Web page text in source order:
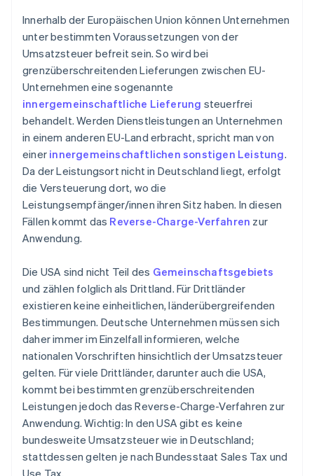
Innerhalb der Europäischen Union können Unternehmen
unter bestimmten Voraussetzungen von der
Umsatzsteuer befreit sein. So wird bei
grenzüberschreitenden Lieferungen zwischen EU-
Unternehmen eine sogenannte
innergemeinschaftliche Lieferung steuerfrei
behandelt. Werden Dienstleistungen an Unternehmen
in einem anderen EU-Land erbracht, spricht man von
einer innergemeinschaftlichen sonstigen Leistung.
Da der Leistungsort nicht in Deutschland liegt, erfolgt
die Versteuerung dort, wo die
Leistungsempfänger/innen ihren Sitz haben. In diesen
Fällen kommt das Reverse-Charge-Verfahren zur
Anwendung.
Die USA sind nicht Teil des Gemeinschaftsgebiets
und zählen folglich als Drittland. Für Drittländer
existieren keine einheitlichen, länderübergreifenden
Bestimmungen. Deutsche Unternehmen müssen sich
daher immer im Einzelfall informieren, welche
nationalen Vorschriften hinsichtlich der Umsatzsteuer
gelten. Für viele Drittländer, darunter auch die USA,
kommt bei bestimmten grenzüberschreitenden
Leistungen jedoch das Reverse-Charge-Verfahren zur
Anwendung. Wichtig: In den USA gibt es keine
bundesweite Umsatzsteuer wie in Deutschland;
stattdessen gelten je nach Bundesstaat Sales Tax und